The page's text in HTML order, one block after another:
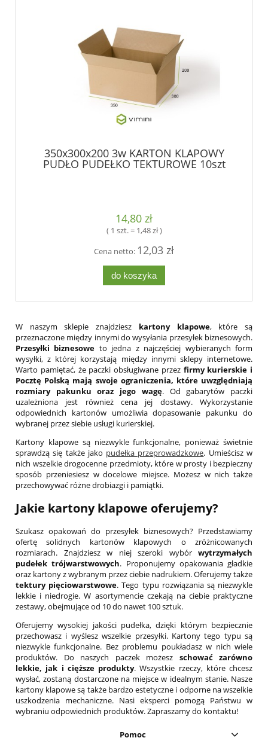
350x300x200 3w KARTON KLAPOWY
PUDŁO PUDEŁKO TEKTUROWE 10szt
14,80 zł
( 1 szt. = 1,48 zł )
Cena netto: 12,03 zł
do koszyka
W naszym sklepie znajdziesz kartony klapowe, które są
przeznaczone między innymi do wysyłania przesyłek biznesowych.
Przesyłki biznesowe to jedna z najczęściej wybieranych form
wysyłki, z której korzystają między innymi sklepy internetowe.
Warto pamiętać, że paczki obsługiwane przez firmy kurierskie i
Pocztę Polską mają swoje ograniczenia, które uwzględniają
rozmiary pakunku oraz jego wagę. Od gabarytów paczki
uzależniona jest również cena jej dostawy. Wykorzystanie
odpowiednich kartonów umożliwia dopasowanie pakunku do
wybranej przez siebie usługi kurierskiej.
Kartony klapowe są niezwykle funkcjonalne, ponieważ świetnie
sprawdzą się także jako pudełka przeprowadzkowe. Umieścisz w
nich wszelkie drogocenne przedmioty, które w prosty i bezpieczny
sposób przeniesiesz w docelowe miejsce. Możesz w nich także
przechowywać różne drobiazgi i pamiątki.
Jakie kartony klapowe oferujemy?
Szukasz opakowań do przesyłek biznesowych? Przedstawiamy
ofertę solidnych kartonów klapowych o zróżnicowanych
rozmiarach. Znajdziesz w niej szeroki wybór wytrzymałych
pudełek trójwarstwowych. Proponujemy opakowania gładkie
oraz kartony z wybranym przez ciebie nadrukiem. Oferujemy także
tektury pięciowarstwowe. Tego typu rozwiązania są niezwykle
lekkie i niedrogie. W asortymencie czekają na ciebie praktyczne
zestawy, obejmujące od 10 do nawet 100 sztuk.
Oferujemy wysokiej jakości pudełka, dzięki którym bezpiecznie
przechowasz i wyślesz wszelkie przesyłki. Kartony tego typu są
niezwykle funkcjonalne. Bez problemu poukładasz w nich wiele
produktów. Do naszych paczek możesz schować zarówno
lekkie, jak i cięższe produkty. Wszystkie rzeczy, które chcesz
wysłać, zostaną dostarczone na miejsce w idealnym stanie. Nasze
kartony klapowe są także bardzo estetyczne i odporne na wszelkie
uszkodzenia mechaniczne. Nasi eksperci pomogą Państwu w
wybraniu odpowiednich produktów. Zapraszamy do kontaktu!
Pomoc